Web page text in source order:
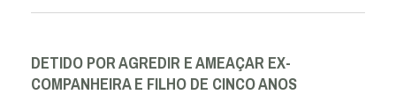
DETIDO POR AGREDIR E AMEAÇAR EX-
COMPANHEIRA E FILHO DE CINCO ANOS